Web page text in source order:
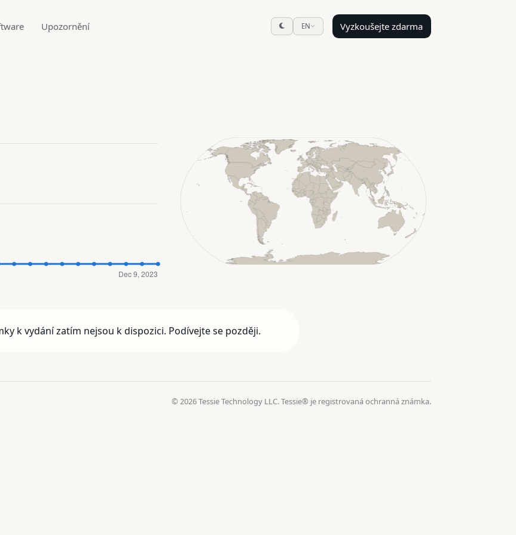
Upozornění EN Vyzkoušejte zdarma
k vydání zatím nejsou k dispozici. Podívejte se později.
© 2026 Tessie Technology LLC. Tessie® je registrovaná ochranná známka.